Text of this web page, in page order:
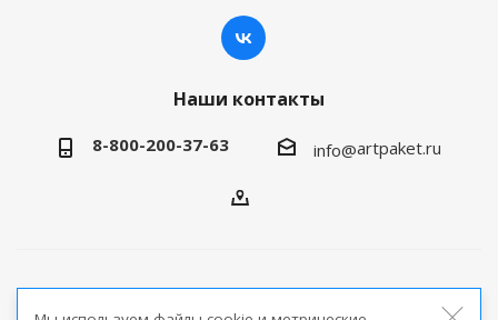
Наши контакты
8-800-200-37-63 info@artpaket.ru